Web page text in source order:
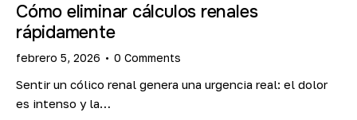
Cómo eliminar cálculos renales
rápidamente
febrero 5, 2026 0 Comments
Sentir un cólico renal genera una urgencia real: el dolor
es intenso y la…